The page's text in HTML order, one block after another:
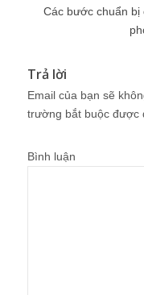
Các bước chuẩn bị
Trả lời
Email của bạn sẽ
trường bắt buộc được
Bình luận